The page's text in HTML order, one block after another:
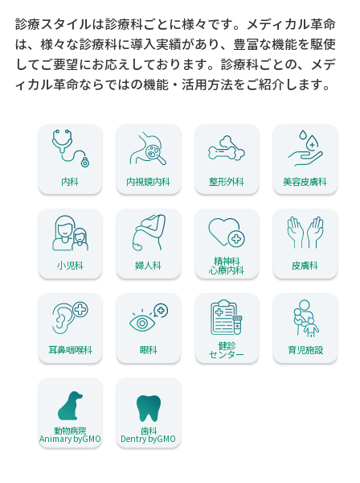
診療スタイルは診療科ごとに様々です。メディカル革命
は、様々な診療科に導入実績があり、 豊富な機能を駆使
してご要望にお応えしております。 診療科ごとの、メデ
ィカル革命ならではの機能・活用方法をご紹介します。
内科 内視鏡内科 整形外科 美容皮膚科
小児科 婦人科 精神科
心療内科 皮膚科
耳鼻咽喉科 眼科 健診
センター 育児施設
動物病院
Animary byGMO
歯科
Dentry byGMO